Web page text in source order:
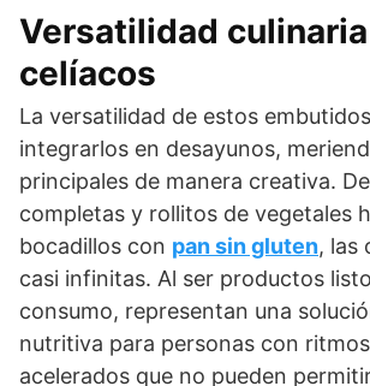
Versatilidad
celíacos
La versatilidad de estos
integrarlos en desayunos,
principales de manera creativa.
completas y rollitos de vegetales
bocadillos con pan sin gluten, las
casi infinitas. Al ser productos
consumo, representan una
nutritiva para personas con
acelerados que no pueden